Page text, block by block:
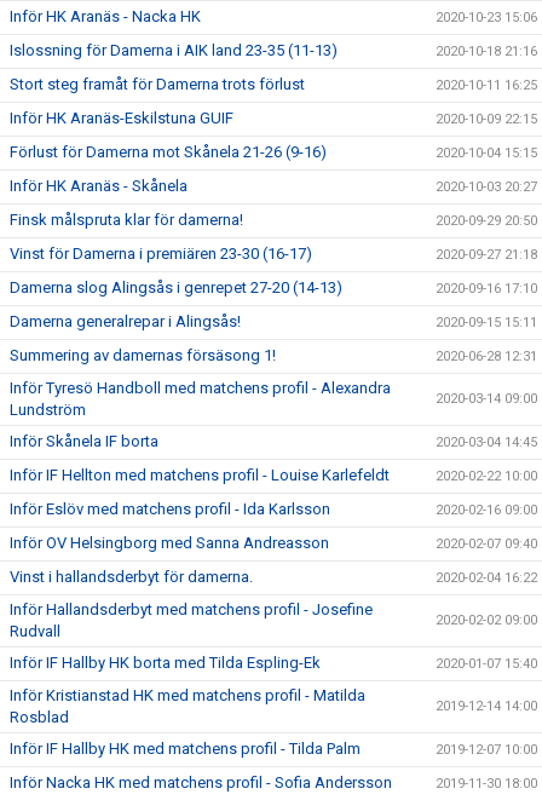
Inför HK Aranäs - Nacka HK 2020-10-23 15:06
Islossning för Damerna i AIK land 23-35 (11-13) 2020-10-18 21:16
Stort steg framåt för Damerna trots förlust 2020-10-11 16:25
Inför HK Aranäs-Eskilstuna GUIF 2020-10-09 22:15
Förlust för Damerna mot Skånela 21-26 (9-16) 2020-10-04 15:15
Inför HK Aranäs - Skånela 2020-10-03 20:27
Finsk målspruta klar för damerna! 2020-09-29 20:50
Vinst för Damerna i premiären 23-30 (16-17) 2020-09-27 21:18
Damerna slog Alingsås i genrepet 27-20 (14-13) 2020-09-16 17:10
Damerna generalrepar i Alingsås! 2020-09-15 15:11
Summering av damernas försäsong 1! 2020-06-28 12:31
Inför Tyresö Handboll med matchens profil - Alexandra
Lundström
2020-03-14 09:00
Inför Skånela IF borta 2020-03-04 14:45
Inför IF Hellton med matchens profil - Louise Karlefeldt 2020-02-22 10:00
Inför Eslöv med matchens profil - Ida Karlsson 2020-02-16 09:00
Inför OV Helsingborg med Sanna Andreasson 2020-02-07 09:40
Vinst i hallandsderbyt för damerna. 2020-02-04 16:22
Inför Hallandsderbyt med matchens profil - Josefine
Rudvall
2020-02-02 09:00
Inför IF Hallby HK borta med Tilda Espling-Ek 2020-01-07 15:40
Inför Kristianstad HK med matchens profil - Matilda
Rosblad
2019-12-14 14:00
Inför IF Hallby HK med matchens profil - Tilda Palm 2019-12-07 10:00
Inför Nacka HK med matchens profil - Sofia Andersson 2019-11-30 18:00